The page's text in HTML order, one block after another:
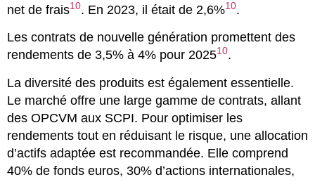
net de frais10. En 2023, il était de 2,6%10.
Les contrats de nouvelle génération promettent des
rendements de 3,5% à 4% pour 202510.
La diversité des produits est également essentielle.
Le marché offre une large gamme de contrats, allant
des OPCVM aux SCPI. Pour optimiser les
rendements tout en réduisant le risque, une allocation
d’actifs adaptée est recommandée. Elle comprend
40% de fonds euros, 30% d’actions internationales,